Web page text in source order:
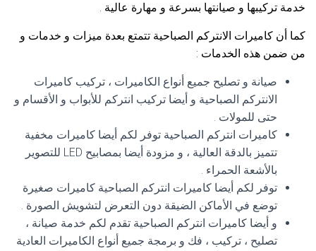
خدمة تركيبها و صيانتها بسرعة و مهارة عالية .
كما أن كاميرات الانتركم الصباحية تتمتع بعدة ميزات و خدمات و
من ضمن هذه الخدمات :
صيانة و تصليح جميع أنواع الكاميرات ، تركيب كاميرات
الانتركم الصباحية و أيضا تركيب انتركم للأبواب و الأقسام و
حتى للمولات .
كاميرات انتركم الصباحية توفر لكم أيضا كاميرات مخفية
تتميز بالدقة العالية ، و مزودة أيضا بمصابيح LED للتصوير
بالأشعة الحمراء .
توفر لكم أيضا كاميرات انتركم الصباحية كاميرات صغيرة
توضع في الأماكن الضيقة دون التعرض لتشويش الصورة .
و أيضا كاميرات انتركم الصباحية تقدم لكم خدمة صيانة ،
تصليح ، تركيب ، فك و برمجة جميع أنواع الكاميرات العادية